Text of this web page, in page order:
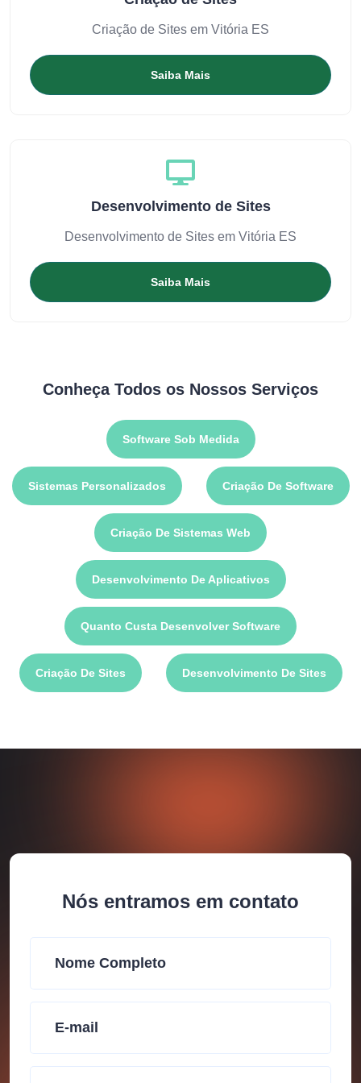
Criação de Sites em Vitória ES
Saiba Mais
Desenvolvimento de Sites
Desenvolvimento de Sites em Vitória ES
Saiba Mais
Conheça Todos os Nossos Serviços
Software Sob Medida
Sistemas Personalizados Criação De Software
Criação De Sistemas Web
Desenvolvimento De Aplicativos
Quanto Custa Desenvolver Software
Criação De Sites Desenvolvimento De Sites
Nós entramos em contato